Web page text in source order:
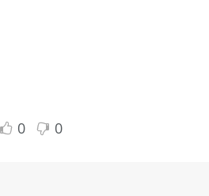
0 0